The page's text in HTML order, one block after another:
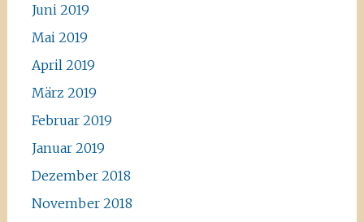
Juni 2019
Mai 2019
April 2019
März 2019
Februar 2019
Januar 2019
Dezember 2018
November 2018